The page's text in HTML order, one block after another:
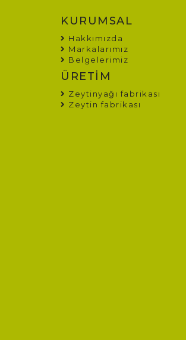
KURUMSAL
Hakkımızda
Markalarımız
Belgelerimiz
ÜRETİM
Zeytinyağı fabrikası
Zeytin fabrikası